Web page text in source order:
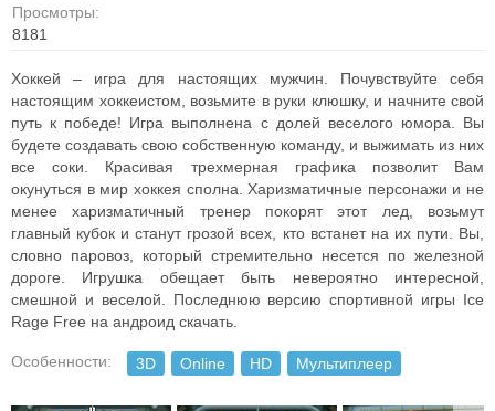
Просмотры:
8181
Хоккей – игра для настоящих мужчин. Почувствуйте себя
настоящим хоккеистом, возьмите в руки клюшку, и начните свой
путь к победе! Игра выполнена с долей веселого юмора. Вы
будете создавать свою собственную команду, и выжимать из них
все соки. Красивая трехмерная графика позволит Вам
окунуться в мир хоккея сполна. Харизматичные персонажи и не
менее харизматичный тренер покорят этот лед, возьмут
главный кубок и станут грозой всех, кто встанет на их пути. Вы,
словно паровоз, который стремительно несется по железной
дороге. Игрушка обещает быть невероятно интересной,
смешной и веселой. Последнюю версию спортивной игры Ice
Rage Free на андроид скачать.
Особенности: 3D Online HD Мультиплеер